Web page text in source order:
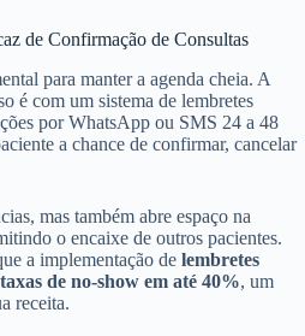
de Confirmação de Consultas
para manter a agenda cheia. A
é com um sistema de lembretes
por WhatsApp ou SMS 24 a 48
a chance de confirmar, cancelar
mas também abre espaço na
o encaixe de outros pacientes.
a implementação de lembretes
de no-show em até 40%, um
receita.